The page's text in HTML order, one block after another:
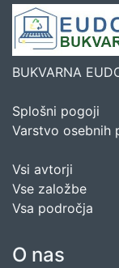
BUKVARNA
Splošni pogoji
Varstvo osebnih
Vsi avtorji
Vse založbe
Vsa področja
O nas